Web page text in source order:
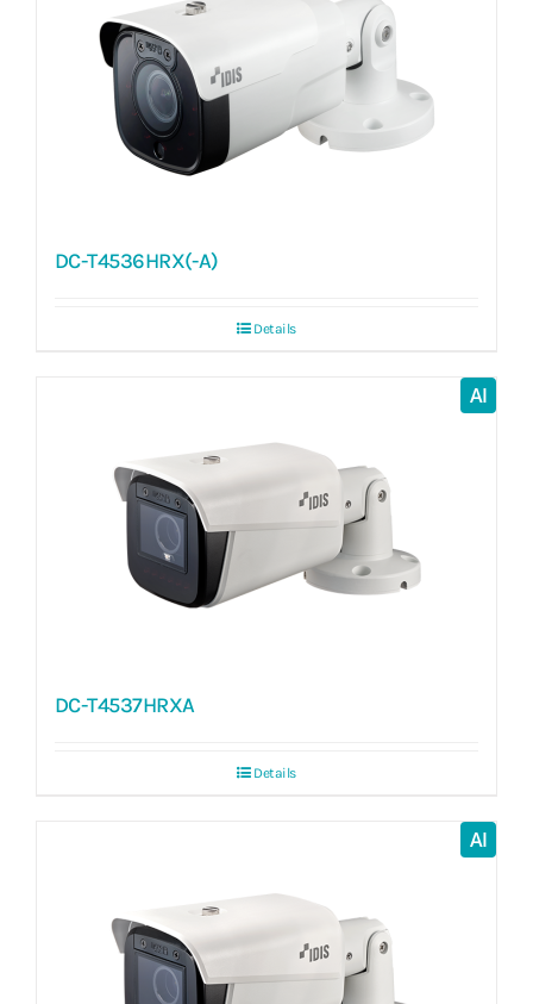
DC-T4536HRX(-A)
Details
AI
DC-T4537HRXA
Details
AI